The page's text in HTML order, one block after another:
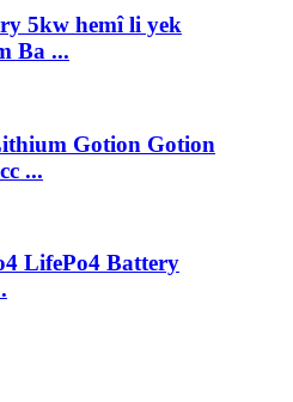
5kw hemî li yek
Ba ...
Gotion Gotion
...
LifePo4 Battery